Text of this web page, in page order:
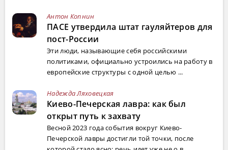
Антон Копнин
ПАСЕ утвердила штат гауляйтеров для
пост-России
Эти люди, называющие себя российскими
политиками, официально устроились на работу в
европейские структуры с одной целью ...
Надежда Ляховецкая
Киево-Печерская лавра: как был
открыт путь к захвату
Весной 2023 года события вокруг Киево-
Печерской лавры достигли той точки, после